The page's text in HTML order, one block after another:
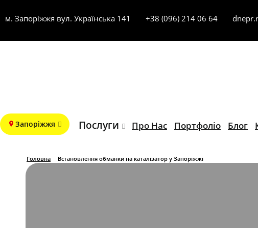
м. Запоріжжя вул. Українська 141 +38 (096) 214 06 64
Запоріжжя Послуги Про Нас Портфоліо Блог
Головна Встановлення обманки на каталізатор у Запоріжжі